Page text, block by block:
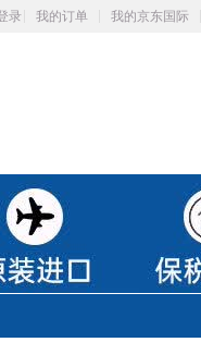
录 我的订单 我的京东国际